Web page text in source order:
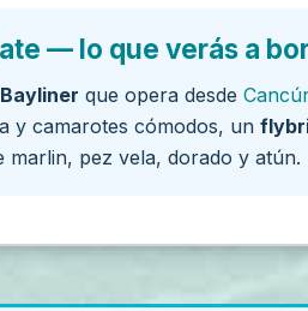
— lo que verás a
que opera desde
y camarotes cómodos, un
marlin, pez vela, dorado y atún.